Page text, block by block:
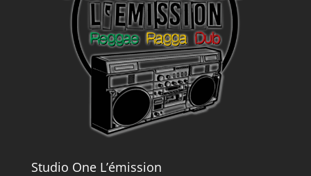
Studio One L’émission